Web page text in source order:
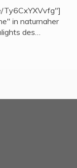
Ty6CxYXVvfg"]
in naturnaher
des…